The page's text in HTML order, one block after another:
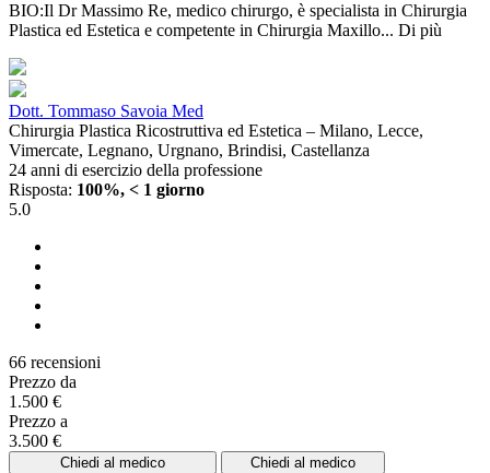
BIO:Il Dr Massimo Re, medico chirurgo, è specialista in Chirurgia
Plastica ed Estetica e competente in Chirurgia Maxillo... Di più
Dott. Tommaso Savoia Med
Chirurgia Plastica Ricostruttiva ed Estetica – Milano, Lecce,
Vimercate, Legnano, Urgnano, Brindisi, Castellanza
24 anni di esercizio della professione
Risposta: 100%, < 1 giorno
5.0
66 recensioni
Prezzo da
1.500 €
Prezzo a
3.500 €
Chiedi al medico Chiedi al medico